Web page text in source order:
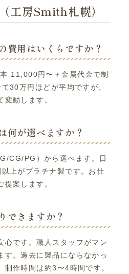
工房Smith札幌）
費用はいくらですか？
11,000円〜＋金属代金で制
30万円ほどが平均ですが、
変動します。
何が選べますか？
CG/PG）から選べます。日
上がプラチナ製です。お仕
提案します。
できますか？
心です。職人スタッフがマン
す。過去に製品にならなかっ
制作時間は約3〜4時間です。